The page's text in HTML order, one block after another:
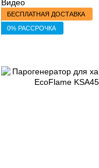
БЕСПЛАТНАЯ ДОСТАВКА
0% РАССРОЧКА